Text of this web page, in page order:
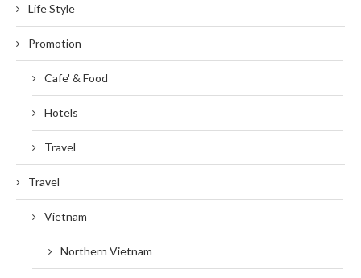
Life Style
Promotion
Cafe' & Food
Hotels
Travel
Travel
Vietnam
Northern Vietnam